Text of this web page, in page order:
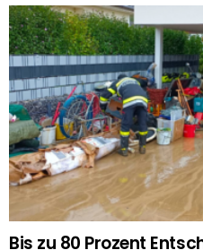
Bis zu 80 Prozent